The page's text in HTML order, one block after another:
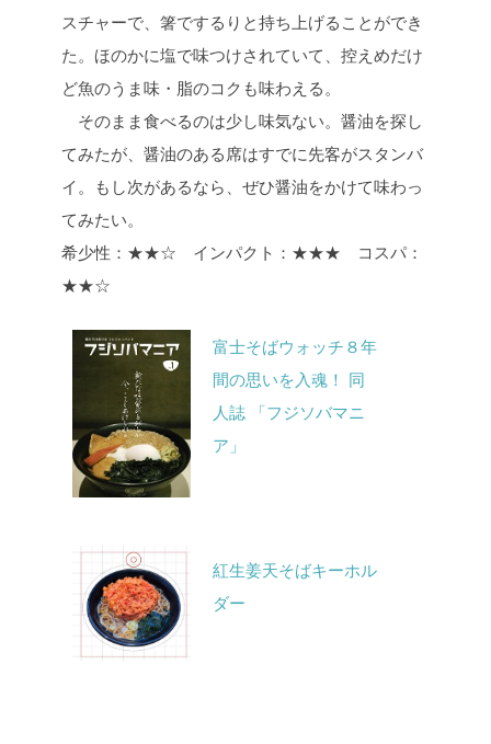
スチャーで、箸でするりと持ち上げることができ
た。ほのかに塩で味つけされていて、控えめだけ
ど魚のうま味・脂のコクも味わえる。
そのまま食べるのは少し味気ない。醤油を探し
てみたが、醤油のある席はすでに先客がスタンバ
イ。もし次があるなら、ぜひ醤油をかけて味わっ
てみたい。
希少性：★★☆ インパクト：★★★ コスパ：
★★☆
富士そばウォッチ８年
間の思いを入魂！ 同
人誌 「フジソバマニ
ア」
紅生姜天そばキーホル
ダー